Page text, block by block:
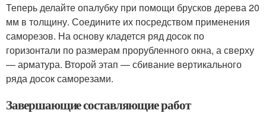
Теперь делайте опалубку при помощи брусков дерева 20
мм в толщину. Соедините их посредством применения
саморезов. На основу кладется ряд досок по
горизонтали по размерам прорубленного окна, а сверху
— арматура. Второй этап — сбивание вертикального
ряда досок саморезами.
Завершающие составляющие работ